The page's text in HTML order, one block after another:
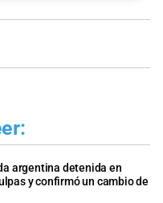
argentina detenida en
y confirmó un cambio de